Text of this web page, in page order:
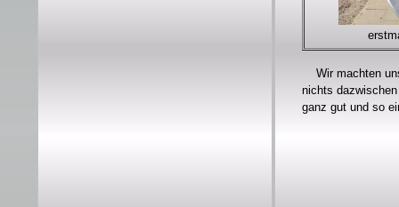
Wir machten
nichts
ganz gut und so